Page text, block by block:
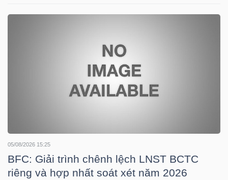
05/08/2026 15:25
BFC: Giải trình chênh lệch LNST BCTC
riêng và hợp nhất soát xét năm 2026
TIÊU